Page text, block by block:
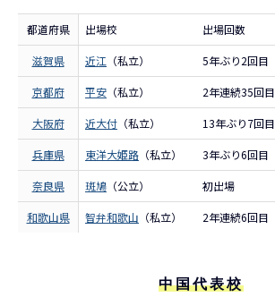
都道府県 出場校 出場回数
滋賀県 近江 （私立） 5年ぶり2回目
京都府 平安 （私立） 2年連続35回目
大阪府 近大付 （私立） 13年ぶり7回目
兵庫県 東洋大姫路 （私立） 3年ぶり6回目
奈良県 斑鳩 （公立） 初出場
和歌山県 智弁和歌山 （私立） 2年連続6回目
中国代表校